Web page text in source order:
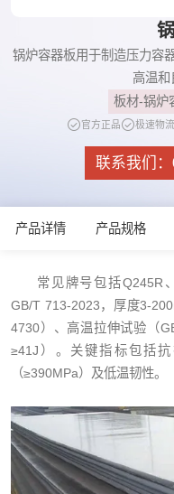
锅炉容器板用于制造压力容
高温和
板材-锅炉
官方正品 极速物流
联系我们
产品详情 产品规格
常见牌号包括Q245R
GB/T 713-2023，厚度3-
4730）、高温拉伸试验（
≥41J）。关键指标包括
（≥390MPa）及低温韧性。